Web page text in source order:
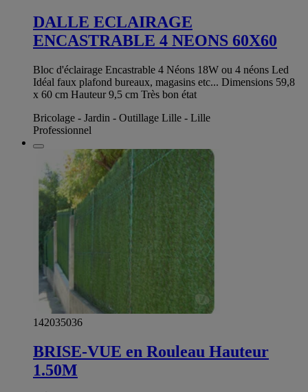
DALLE ECLAIRAGE
ENCASTRABLE 4 NEONS 60X60
Bloc d'éclairage Encastrable 4 Néons 18W ou 4 néons Led
Idéal faux plafond bureaux, magasins etc... Dimensions 59,8
x 60 cm Hauteur 9,5 cm Très bon état
Bricolage - Jardin - Outillage Lille - Lille
Professionnel
142035036
BRISE-VUE en Rouleau Hauteur
1.50M